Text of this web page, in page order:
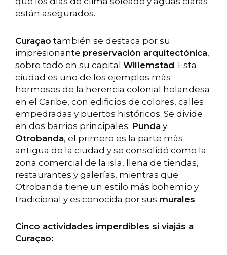
están asegurados.
Curaçao también se destaca por su
impresionante preservación arquitectónica,
sobre todo en su capital Willemstad. Esta
ciudad es uno de los ejemplos más
hermosos de la herencia colonial holandesa
en el Caribe, con edificios de colores, calles
empedradas y puertos históricos. Se divide
en dos barrios principales: Punda y
Otrobanda, el primero es la parte más
antigua de la ciudad y se consolidó como la
zona comercial de la isla, llena de tiendas,
restaurantes y galerías, mientras que
Otrobanda tiene un estilo más bohemio y
tradicional y es conocida por sus murales.
Cinco actividades imperdibles si viajás a
Curaçao: